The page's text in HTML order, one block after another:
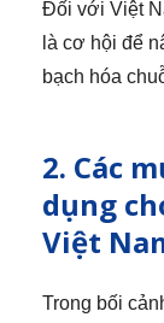
Đối với Việt
là cơ hội để
bạch hóa
2. Các
dụng
Việt
Trong bối